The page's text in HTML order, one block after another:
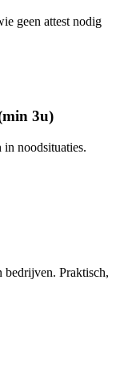
geen attest nodig
3u)
in noodsituaties.
bedrijven. Praktisch,